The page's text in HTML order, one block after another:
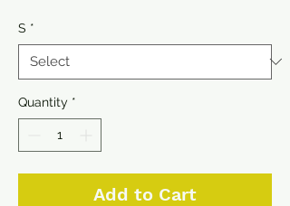
S *
Quantity *
Add to Cart